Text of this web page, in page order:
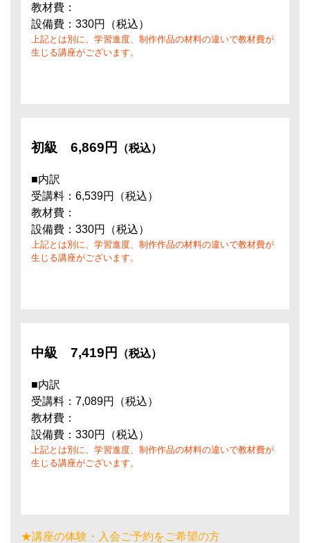
教材費：
設備費：330円（税込）
上記とは別に、学習進度、制作作品の材料の違いで教材費が
生じる講座がございます。
初級 6,869円 （税込）
■内訳
受講料：6,539円（税込）
教材費：
設備費：330円（税込）
上記とは別に、学習進度、制作作品の材料の違いで教材費が
生じる講座がございます。
中級 7,419円 （税込）
■内訳
受講料：7,089円（税込）
教材費：
設備費：330円（税込）
上記とは別に、学習進度、制作作品の材料の違いで教材費が
生じる講座がございます。
★講座の体験・入会ご予約をご希望の方